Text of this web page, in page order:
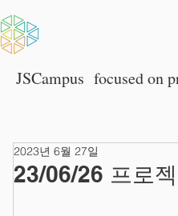
JSCampus focused on p
23/06/26 프로
2023년 6월 27일